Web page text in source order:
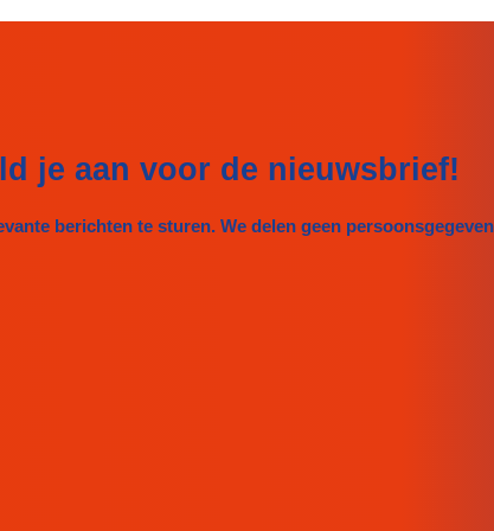
je aan voor de nieuwsbrief!
berichten te sturen. We delen geen